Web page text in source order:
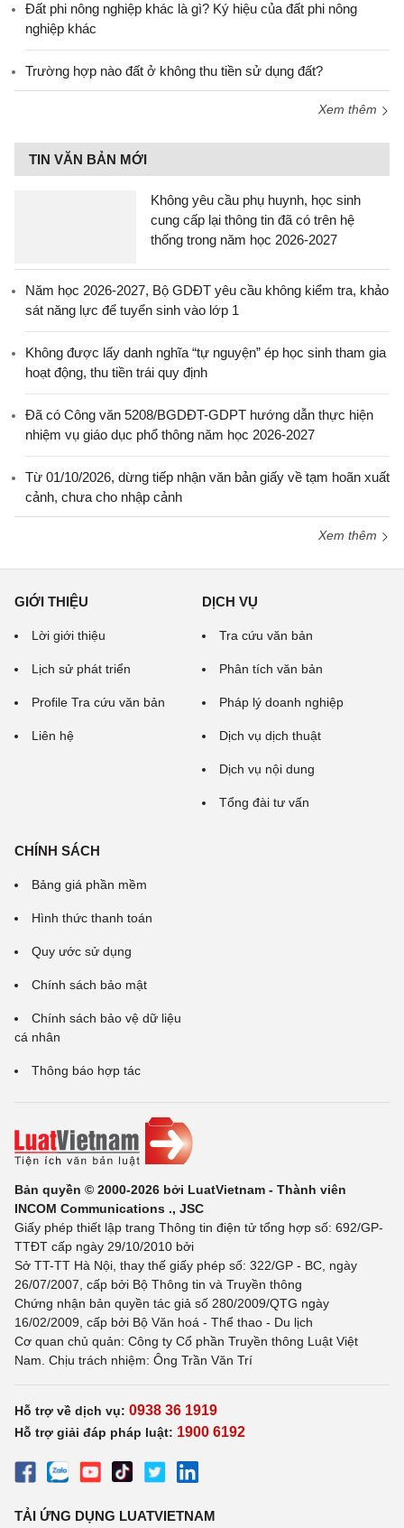
Đất phi nông nghiệp khác là gì? Ký hiệu của đất phi nông
nghiệp khác
Trường hợp nào đất ở không thu tiền sử dụng đất?
Xem thêm
TIN VĂN BẢN MỚI
Không yêu cầu phụ huynh, học sinh
cung cấp lại thông tin đã có trên hệ
thống trong năm học 2026-2027
Năm học 2026-2027, Bộ GDĐT yêu cầu không kiểm tra, khảo
sát năng lực để tuyển sinh vào lớp 1
Không được lấy danh nghĩa “tự nguyện” ép học sinh tham gia
hoạt động, thu tiền trái quy định
Đã có Công văn 5208/BGDĐT-GDPT hướng dẫn thực hiện
nhiệm vụ giáo dục phổ thông năm học 2026-2027
Từ 01/10/2026, dừng tiếp nhận văn bản giấy về tạm hoãn xuất
cảnh, chưa cho nhập cảnh
Xem thêm
GIỚI THIỆU
Lời giới thiệu
Lịch sử phát triển
Profile Tra cứu văn bản
Liên hệ
DỊCH VỤ
Tra cứu văn bản
Phân tích văn bản
Pháp lý doanh nghiệp
Dịch vụ dịch thuật
Dịch vụ nội dung
Tổng đài tư vấn
CHÍNH SÁCH
Bảng giá phần mềm
Hình thức thanh toán
Quy ước sử dụng
Chính sách bảo mật
Chính sách bảo vệ dữ liệu
cá nhân
Thông báo hợp tác
Bản quyền © 2000-2026 bởi LuatVietnam - Thành viên
INCOM Communications ., JSC
Giấy phép thiết lập trang Thông tin điện tử tổng hợp số: 692/GP-
TTĐT cấp ngày 29/10/2010 bởi
Sở TT-TT Hà Nội, thay thế giấy phép số: 322/GP - BC, ngày
26/07/2007, cấp bởi Bộ Thông tin và Truyền thông
Chứng nhận bản quyền tác giả số 280/2009/QTG ngày
16/02/2009, cấp bởi Bộ Văn hoá - Thể thao - Du lịch
Cơ quan chủ quản: Công ty Cổ phần Truyền thông Luật Việt
Nam. Chịu trách nhiệm: Ông Trần Văn Trí
Hỗ trợ về dịch vụ: 0938 36 1919
Hỗ trợ giải đáp pháp luật: 1900 6192
TẢI ỨNG DỤNG LUATVIETNAM